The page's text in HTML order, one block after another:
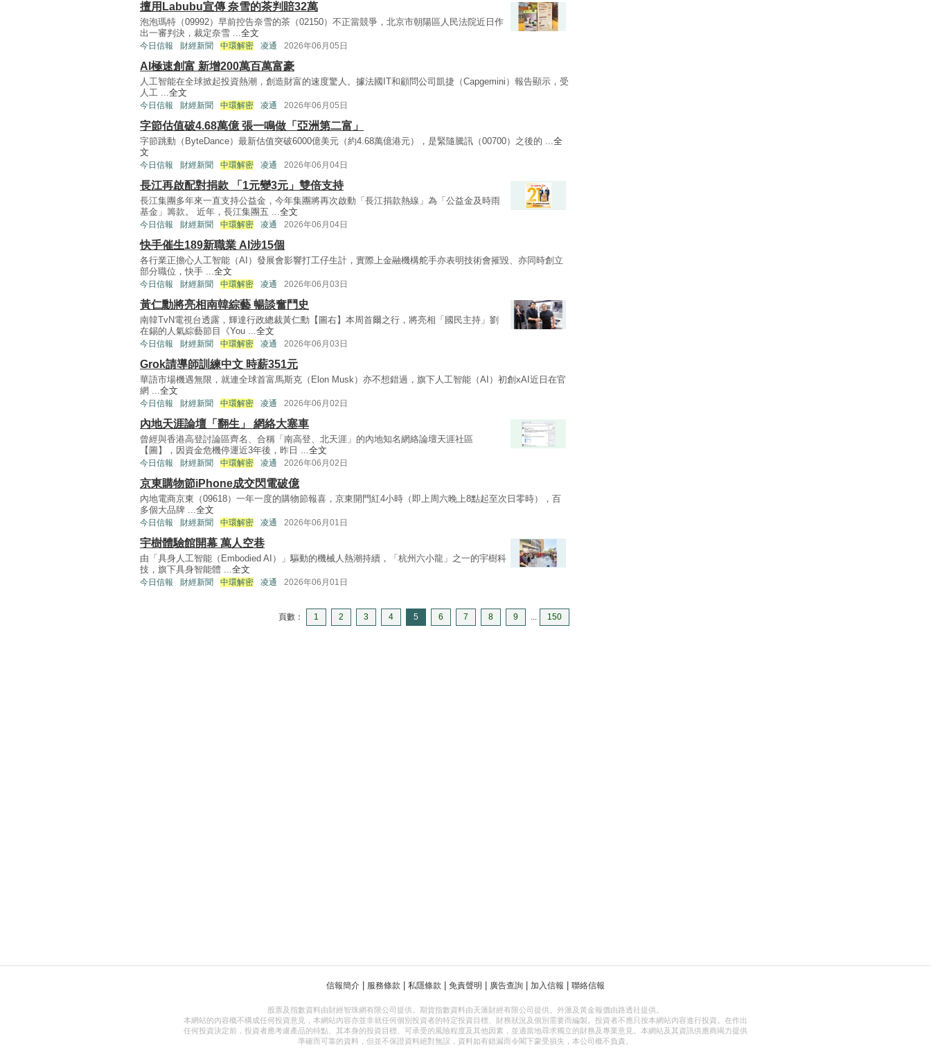
擅用Labubu宣傳 奈雪的茶判賠32萬
泡泡瑪特（09992）早前控告奈雪的茶（02150）不正當競爭，北京市朝陽區人民法院近日作
出一審判決，裁定奈雪 ...全文
今日信報 財經新聞 中環解密 凌通 2026年06月05日
AI極速創富 新增200萬百萬富豪
人工智能在全球掀起投資熱潮，創造財富的速度驚人。據法國IT和顧問公司凱捷（Capgemini）報告顯示，受
人工 ...全文
今日信報 財經新聞 中環解密 凌通 2026年06月05日
字節估值破4.68萬億 張一鳴做「亞洲第二富」
字節跳動（ByteDance）最新估值突破6000億美元（約4.68萬億港元），是緊隨騰訊（00700）之後的 ...全
文
今日信報 財經新聞 中環解密 凌通 2026年06月04日
長江再啟配對捐款 「1元變3元」雙倍支持
長江集團多年來一直支持公益金，今年集團將再次啟動「長江捐款熱線」為「公益金及時雨
基金」籌款。 近年，長江集團五 ...全文
今日信報 財經新聞 中環解密 凌通 2026年06月04日
快手催生189新職業 AI涉15個
各行業正擔心人工智能（AI）發展會影響打工仔生計，實際上金融機構舵手亦表明技術會摧毀、亦同時創立
部分職位，快手 ...全文
今日信報 財經新聞 中環解密 凌通 2026年06月03日
黃仁勳將亮相南韓綜藝 暢談奮鬥史
南韓TvN電視台透露，輝達行政總裁黃仁勳【圖右】本周首爾之行，將亮相「國民主持」劉
在錫的人氣綜藝節目《You ...全文
今日信報 財經新聞 中環解密 凌通 2026年06月03日
Grok請導師訓練中文 時薪351元
華語市場機遇無限，就連全球首富馬斯克（Elon Musk）亦不想錯過，旗下人工智能（AI）初創xAI近日在官
網 ...全文
今日信報 財經新聞 中環解密 凌通 2026年06月02日
內地天涯論壇「翻生」 網絡大塞車
曾經與香港高登討論區齊名、合稱「南高登、北天涯」的內地知名網絡論壇天涯社區
【圖】，因資金危機停運近3年後，昨日 ...全文
今日信報 財經新聞 中環解密 凌通 2026年06月02日
京東購物節iPhone成交閃電破億
內地電商京東（09618）一年一度的購物節報喜，京東開門紅4小時（即上周六晚上8點起至次日零時），百
多個大品牌 ...全文
今日信報 財經新聞 中環解密 凌通 2026年06月01日
宇樹體驗館開幕 萬人空巷
由「具身人工智能（Embodied AI）」驅動的機械人熱潮持續，「杭州六小龍」之一的宇樹科
技，旗下具身智能體 ...全文
今日信報 財經新聞 中環解密 凌通 2026年06月01日
頁數： 1 2 3 4 5 6 7 8 9 ... 150
信報簡介 服務條款 私隱條款 免責聲明 廣告查詢 加入信報 聯絡信報
股票及指數資料由財經智珠網有限公司提供。期貨指數資料由天滙財經有限公司提供。外滙及黃金報價由路透社提供。
本網站的內容概不構成任何投資意見，本網站內容亦並非就任何個別投資者的特定投資目標、財務狀況及個別需要而編製。投資者不應只按本網站內容進行投資。在作出
任何投資決定前，投資者應考慮產品的特點、其本身的投資目標、可承受的風險程度及其他因素，並適當地尋求獨立的財務及專業意見。本網站及其資訊供應商竭力提供
準確而可靠的資料，但並不保證資料絕對無誤，資料如有錯漏而令閣下蒙受損失，本公司概不負責。